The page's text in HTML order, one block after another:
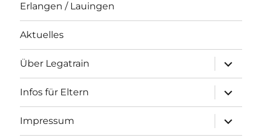
Erlangen / Lauingen
Aktuelles
Über Legatrain
öffnen
Infos für Eltern
öffnen
Impressum
öffnen